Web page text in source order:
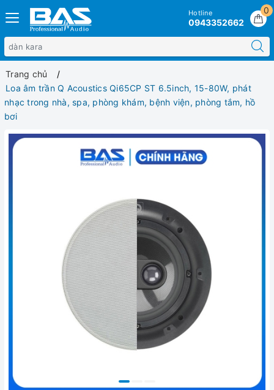
0
Hotline
0943352662
Trang chủ
Loa âm trần Q Acoustics Qi65CP ST 6.5inch, 15-80W, phát
nhạc trong nhà, spa, phòng khám, bệnh viện, phòng tắm, hồ
bơi